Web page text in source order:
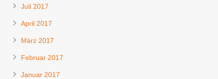
Juli 2017
April 2017
März 2017
Februar 2017
Januar 2017